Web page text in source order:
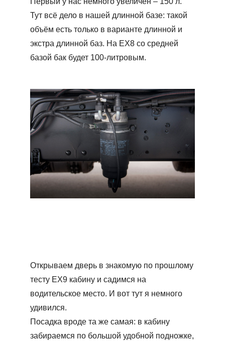
Тут всё дело в нашей длинной базе: такой
объём есть только в варианте длинной и
экстра длинной баз. На ЕХ8 со средней
базой бак будет 100-литровым.
Открываем дверь в знакомую по прошлому
тесту ЕХ9 кабину и садимся на
водительское место. И вот тут я немного
удивился.
Посадка вроде та же самая: в кабину
забираемся по большой удобной подножке,